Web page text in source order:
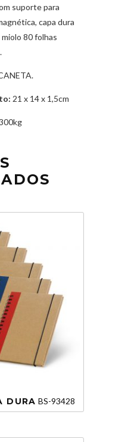
suporte para
capa dura
80 folhas
21 x 14 x 1,5cm
DURA BS-93428